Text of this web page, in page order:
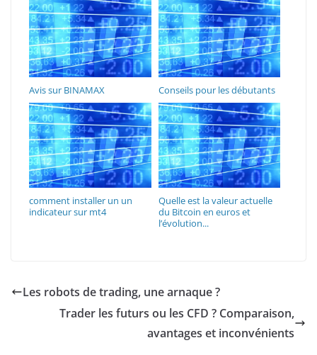
Avis sur BINAMAX Conseils pour les débutants
comment installer un un
indicateur sur mt4
Quelle est la valeur actuelle
du Bitcoin en euros et
l’évolution...
Les robots de trading, une arnaque ?
Trader les futurs ou les CFD ? Comparaison,
avantages et inconvénients